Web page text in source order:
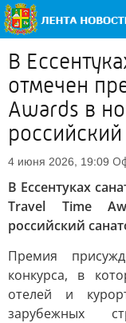
В
отмечен
Awards в
4 июня 2026, 19:09
В Ессентуках
Travel Time
российский
Премия
конкурса, в
отелей и
зарубежных